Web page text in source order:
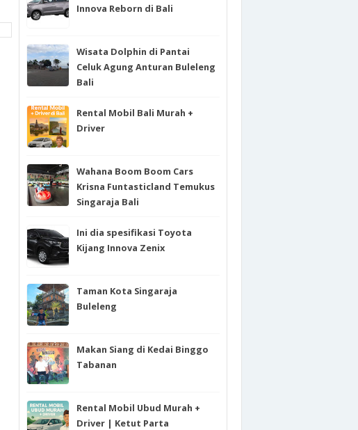
Innova Reborn di Bali
Wisata Dolphin di Pantai
Celuk Agung Anturan Buleleng
Bali
Rental Mobil Bali Murah +
Driver
Wahana Boom Boom Cars
Krisna Funtasticland Temukus
Singaraja Bali
Ini dia spesifikasi Toyota
Kijang Innova Zenix
Taman Kota Singaraja
Buleleng
Makan Siang di Kedai Binggo
Tabanan
Rental Mobil Ubud Murah +
Driver | Ketut Parta